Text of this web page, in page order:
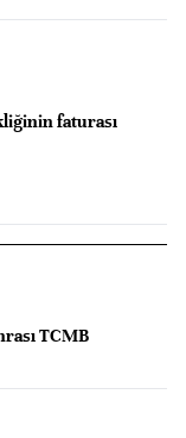
faturası
TCMB